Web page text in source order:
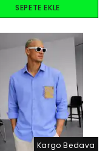
SEPETE EKLE
Kargo Bedava